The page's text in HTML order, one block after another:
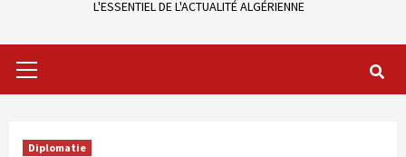
L'ESSENTIEL DE L'ACTUALITÉ ALGÉRIENNE
Menu
Diplomatie